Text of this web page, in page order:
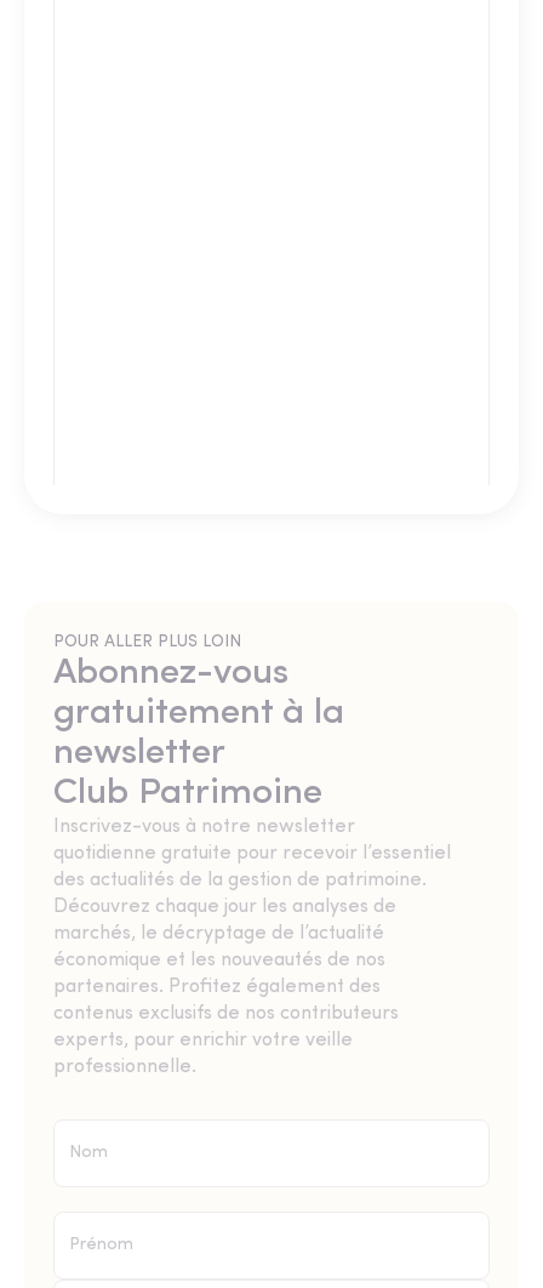
POUR ALLER PLUS LOIN
Abonnez-vous
gratuitement à la
newsletter
Club Patrimoine
Inscrivez-vous à notre newsletter
quotidienne gratuite pour recevoir l’essentiel
des actualités de la gestion de patrimoine.
Découvrez chaque jour les analyses de
marchés, le décryptage de l’actualité
économique et les nouveautés de nos
partenaires. Profitez également des
contenus exclusifs de nos contributeurs
experts, pour enrichir votre veille
professionnelle.